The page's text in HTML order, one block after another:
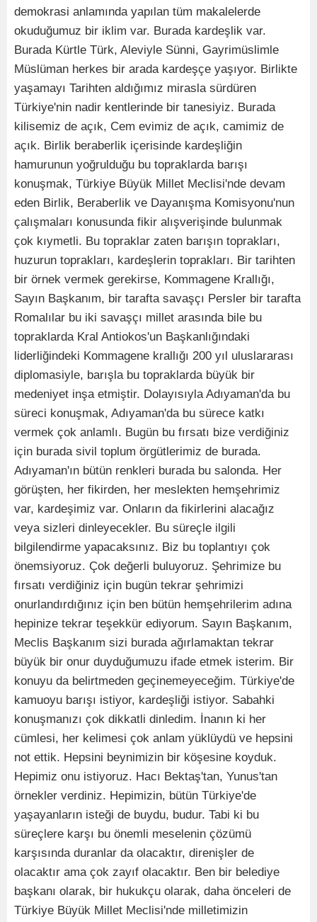
demokrasi anlamında yapılan tüm makalelerde
okuduğumuz bir iklim var. Burada kardeşlik var.
Burada Kürtle Türk, Aleviyle Sünni, Gayrimüslimle
Müslüman herkes bir arada kardeşçe yaşıyor. Birlikte
yaşamayı Tarihten aldığımız mirasla sürdüren
Türkiye'nin nadir kentlerinde bir tanesiyiz. Burada
kilisemiz de açık, Cem evimiz de açık, camimiz de
açık. Birlik beraberlik içerisinde kardeşliğin
hamurunun yoğrulduğu bu topraklarda barışı
konuşmak, Türkiye Büyük Millet Meclisi'nde devam
eden Birlik, Beraberlik ve Dayanışma Komisyonu'nun
çalışmaları konusunda fikir alışverişinde bulunmak
çok kıymetli. Bu topraklar zaten barışın toprakları,
huzurun toprakları, kardeşlerin toprakları. Bir tarihten
bir örnek vermek gerekirse, Kommagene Krallığı,
Sayın Başkanım, bir tarafta savaşçı Persler bir tarafta
Romalılar bu iki savaşçı millet arasında bile bu
topraklarda Kral Antiokos'un Başkanlığındaki
liderliğindeki Kommagene krallığı 200 yıl uluslararası
diplomasiyle, barışla bu topraklarda büyük bir
medeniyet inşa etmiştir. Dolayısıyla Adıyaman'da bu
süreci konuşmak, Adıyaman'da bu sürece katkı
vermek çok anlamlı. Bugün bu fırsatı bize verdiğiniz
için burada sivil toplum örgütlerimiz de burada.
Adıyaman'ın bütün renkleri burada bu salonda. Her
görüşten, her fikirden, her meslekten hemşehrimiz
var, kardeşimiz var. Onların da fikirlerini alacağız
veya sizleri dinleyecekler. Bu süreçle ilgili
bilgilendirme yapacaksınız. Biz bu toplantıyı çok
önemsiyoruz. Çok değerli buluyoruz. Şehrimize bu
fırsatı verdiğiniz için bugün tekrar şehrimizi
onurlandırdığınız için ben bütün hemşehrilerim adına
hepinize tekrar teşekkür ediyorum. Sayın Başkanım,
Meclis Başkanım sizi burada ağırlamaktan tekrar
büyük bir onur duyduğumuzu ifade etmek isterim. Bir
konuyu da belirtmeden geçinemeyeceğim. Türkiye'de
kamuoyu barışı istiyor, kardeşliği istiyor. Sabahki
konuşmanızı çok dikkatli dinledim. İnanın ki her
cümlesi, her kelimesi çok anlam yüklüydü ve hepsini
not ettik. Hepsini beynimizin bir köşesine koyduk.
Hepimiz onu istiyoruz. Hacı Bektaş'tan, Yunus'tan
örnekler verdiniz. Hepimizin, bütün Türkiye'de
yaşayanların isteği de buydu, budur. Tabi ki bu
süreçlere karşı bu önemli meselenin çözümü
karşısında duranlar da olacaktır, direnişler de
olacaktır ama çok zayıf olacaktır. Ben bir belediye
başkanı olarak, bir hukukçu olarak, daha önceleri de
Türkiye Büyük Millet Meclisi'nde milletimizin